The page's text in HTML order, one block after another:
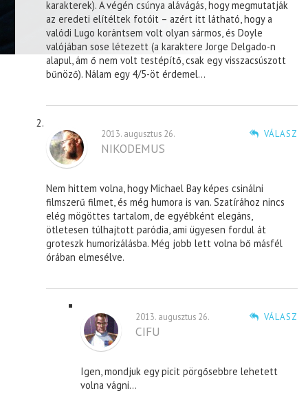
karakterek). A végén csúnya alávágás, hogy megmutatják
az eredeti elítéltek fotóit – azért itt látható, hogy a
valódi Lugo korántsem volt olyan sármos, és Doyle
valójában sose létezett (a karaktere Jorge Delgado-n
alapul, ám ő nem volt testépítő, csak egy visszacsúszott
bűnöző). Nálam egy 4/5-öt érdemel…
VÁLASZ
2013. augusztus 26.
NIKODEMUS
Nem hittem volna, hogy Michael Bay képes csinálni
filmszerű filmet, és még humora is van. Szatírához nincs
elég mögöttes tartalom, de egyébként elegáns,
ötletesen túlhajtott paródia, ami ügyesen fordul át
groteszk humorizálásba. Még jobb lett volna bő másfél
órában elmesélve.
VÁLASZ
2013. augusztus 26.
CIFU
Igen, mondjuk egy picit pörgősebbre lehetett
volna vágni…